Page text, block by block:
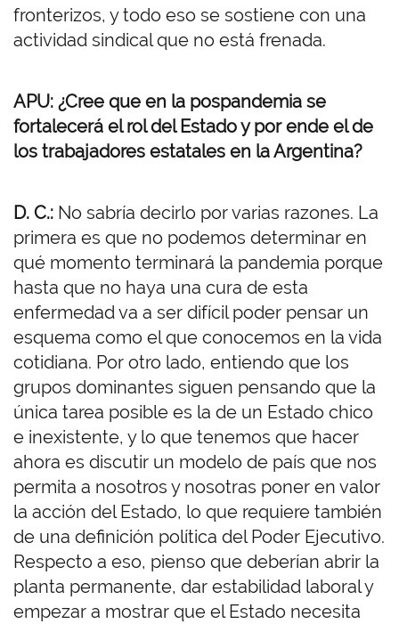
fronterizos, y todo eso se sostiene con una
actividad sindical que no está frenada.
APU: ¿Cree que en la pospandemia se
fortalecerá el rol del Estado y por ende el de
los trabajadores estatales en la Argentina?
D. C.: No sabría decirlo por varias razones. La
primera es que no podemos determinar en
qué momento terminará la pandemia porque
hasta que no haya una cura de esta
enfermedad va a ser difícil poder pensar un
esquema como el que conocemos en la vida
cotidiana. Por otro lado, entiendo que los
grupos dominantes siguen pensando que la
única tarea posible es la de un Estado chico
e inexistente, y lo que tenemos que hacer
ahora es discutir un modelo de país que nos
permita a nosotros y nosotras poner en valor
la acción del Estado, lo que requiere también
de una definición política del Poder Ejecutivo.
Respecto a eso, pienso que deberían abrir la
planta permanente, dar estabilidad laboral y
empezar a mostrar que el Estado necesita